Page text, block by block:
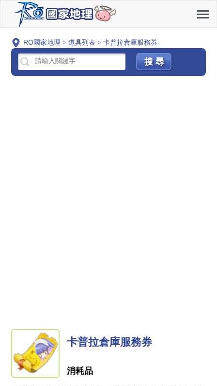
RO國家地理 > 道具列表 > 卡普拉倉庫服務券
卡普拉倉庫服務券
消耗品